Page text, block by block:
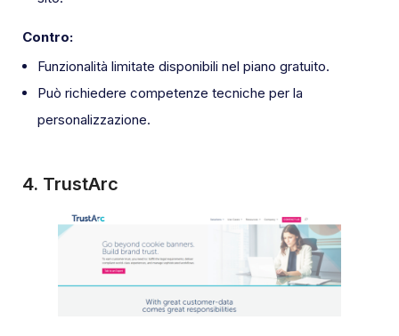
Contro:
Funzionalità limitate disponibili nel piano gratuito.
Può richiedere competenze tecniche per la
personalizzazione.
4. TrustArc